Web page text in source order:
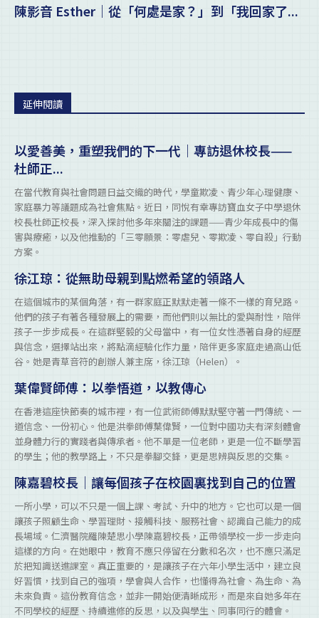
陳影音 Esther｜從「何處是家？」到「我回家了...
延伸閱讀
以愛善美，重塑我們的下一代｜專訪退休校長——
杜師正...
在當代教育與社會問題日益交織的時代，學童欺凌、青少年心理健康、
家庭暴力等議題成為社會焦點。近日，同悅有幸專訪寶血女子中學退休
校長杜師正校長，深入探討他多年來關注的課題——青少年成長中的傷
害與療癒，以及他推動的「三零願景：零虐兒、零欺凌、零自殺」行動
方案。
徐江琼：從無助母親到點燃希望的領路人
在這個城市的某個角落，有一群家庭正默默走著一條不一樣的育兒路。
他們的孩子有著各種發展上的需要，而他們則以無比的愛與耐性，陪伴
孩子一步步成長。在這群堅毅的父母當中，有一位女性憑著自身的經歷
與信念，選擇站出來，將點滴經驗化作力量，陪伴更多家庭走過高山低
谷。她是青草音符的創辦人兼主席，徐江琼（Helen）。
葉偉賢師傅：以拳悟道，以教傳心
在香港這座快節奏的城市裡，有一位武術師傅默默堅守著一門傳統、一
道信念、一份初心。他是洪拳師傅葉偉賢，一位對中國功夫有深刻體會
並身體力行的實踐者與傳承者。他不單是一位老師，更是一位不斷學習
的學生；他的教學路上，不只是拳腳交鋒，更是思辨與反思的交集。
陳嘉碧校長｜讓每個孩子在校園裏找到自己的位置
一所小學，可以不只是一個上課、考試、升中的地方。它也可以是一個
讓孩子照顧生命、學習理財、接觸科技、服務社會、認識自己能力的成
長場域。仁濟醫院羅陳楚思小學陳嘉碧校長，正帶領學校一步一步走向
這樣的方向。在她眼中，教育不應只停留在分數和名次，也不應只滿足
於把知識送進課室。真正重要的，是讓孩子在六年小學生活中，建立良
好習慣，找到自己的強項，學會與人合作，也懂得為社會、為生命、為
未來負責。這份教育信念，並非一開始便清晰成形，而是來自她多年在
不同學校的經歷、持續進修的反思，以及與學生、同事同行的體會。